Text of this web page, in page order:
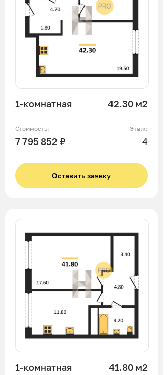
1-комнатная 42.30 м2
Стоимость:
7 795 852 ₽
Этаж:
4
Оставить заявку
1-комнатная 41.80 м2